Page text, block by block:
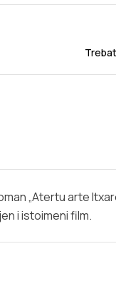
„Atertu arte
i istoimeni film.